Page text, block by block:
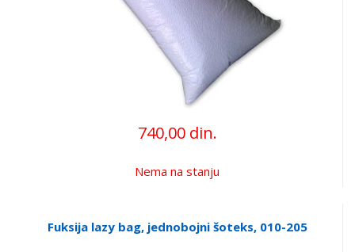
740,00 din.
Nema na stanju
Fuksija lazy bag, jednobojni šoteks, 010-205